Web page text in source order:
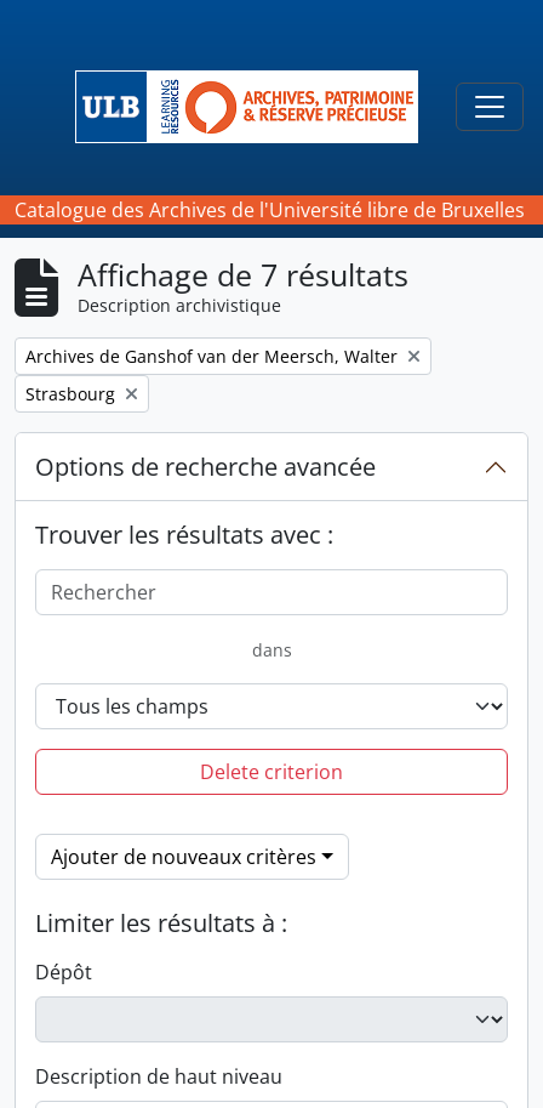
Catalogue des Archives de l'Université libre de Bruxelles
Affichage de 7 résultats
Description archivistique
Remove filter:
Archives de Ganshof van der Meersch, Walter
Remove filter:
Strasbourg
Options de recherche avancée
Trouver les résultats avec :
dans
Delete criterion
Ajouter de nouveaux critères
Limiter les résultats à :
Dépôt
Description de haut niveau